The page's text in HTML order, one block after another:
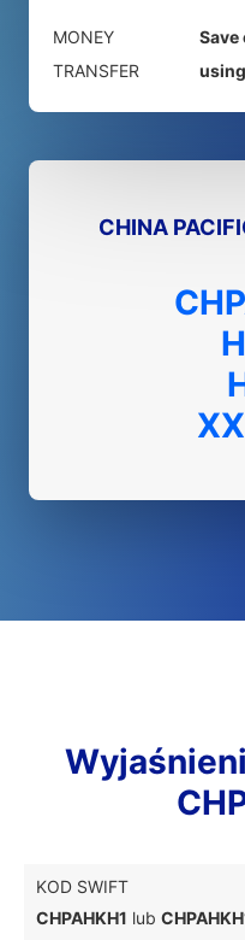
MONEY
TRANSFER
using
CHINA
KOD SWIFT
CHPAHKH1 lub